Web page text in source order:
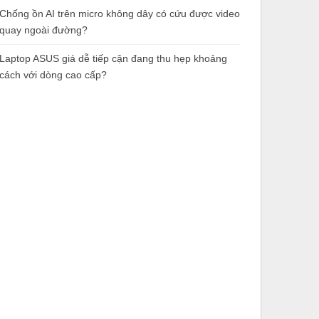
ồn AI trên micro không dây có cứu được video
ngoài đường?
ASUS giá dễ tiếp cận đang thu hẹp khoảng
với dòng cao cấp?